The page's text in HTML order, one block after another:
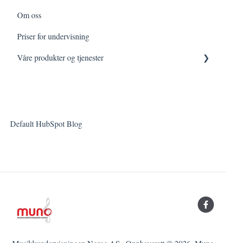
Min prøvetid
Mine faste timer
Om oss
Priser for undervisning
Våre produkter og tjenester
Default HubSpot Blog